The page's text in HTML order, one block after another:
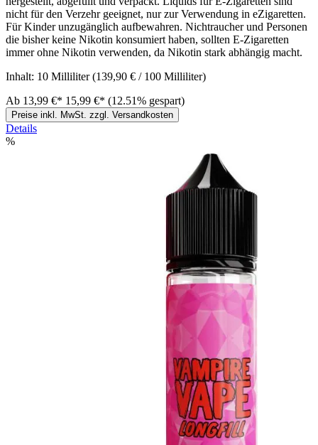
nicht für den Verzehr geeignet, nur zur Verwendung in eZigaretten.
Für Kinder unzugänglich aufbewahren. Nichtraucher und Personen
die bisher keine Nikotin konsumiert haben, sollten E-Zigaretten
immer ohne Nikotin verwenden, da Nikotin stark abhängig macht.
Inhalt: 10 Milliliter(139,90 € / 100 Milliliter)
Ab 13,99 €* 15,99 €* (12.51% gespart)
Preise inkl. MwSt. zzgl. Versandkosten
Details
%